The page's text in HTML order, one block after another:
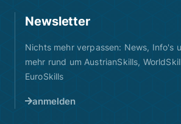
Newsletter
Nichts mehr verpassen: News, Info's
mehr rund um AustrianSkills,
EuroSkills
anmelden